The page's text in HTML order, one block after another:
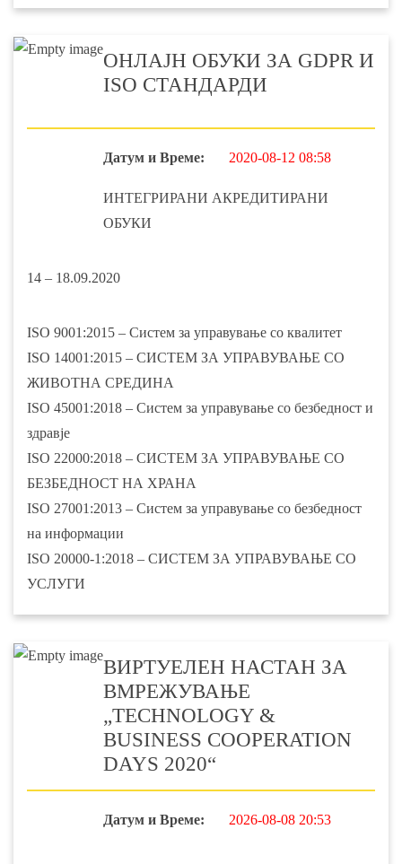
ОНЛАЈН ОБУКИ ЗА GDPR И
ISO СТАНДАРДИ
Датум и Време: 2020-08-12 08:58
ИНТЕГРИРАНИ АКРЕДИТИРАНИ
ОБУКИ
14 – 18.09.2020
ISO 9001:2015 – Систем за управување со квалитет
ISO 14001:2015 – СИСТЕМ ЗА УПРАВУВАЊЕ СО
ЖИВОТНА СРЕДИНА
ISO 45001:2018 – Систем за управување со безбедност и
здравје
ISO 22000:2018 – СИСТЕМ ЗА УПРАВУВАЊЕ СО
БЕЗБЕДНОСТ НА ХРАНА
ISO 27001:2013 – Систем за управување со безбедност
на информации
ISO 20000-1:2018 – СИСТЕМ ЗА УПРАВУВАЊЕ СО
УСЛУГИ
ВИРТУЕЛЕН НАСТАН ЗА
ВМРЕЖУВАЊЕ
„TECHNOLOGY &
BUSINESS COOPERATION
DAYS 2020“
Датум и Време: 2026-08-08 20:53